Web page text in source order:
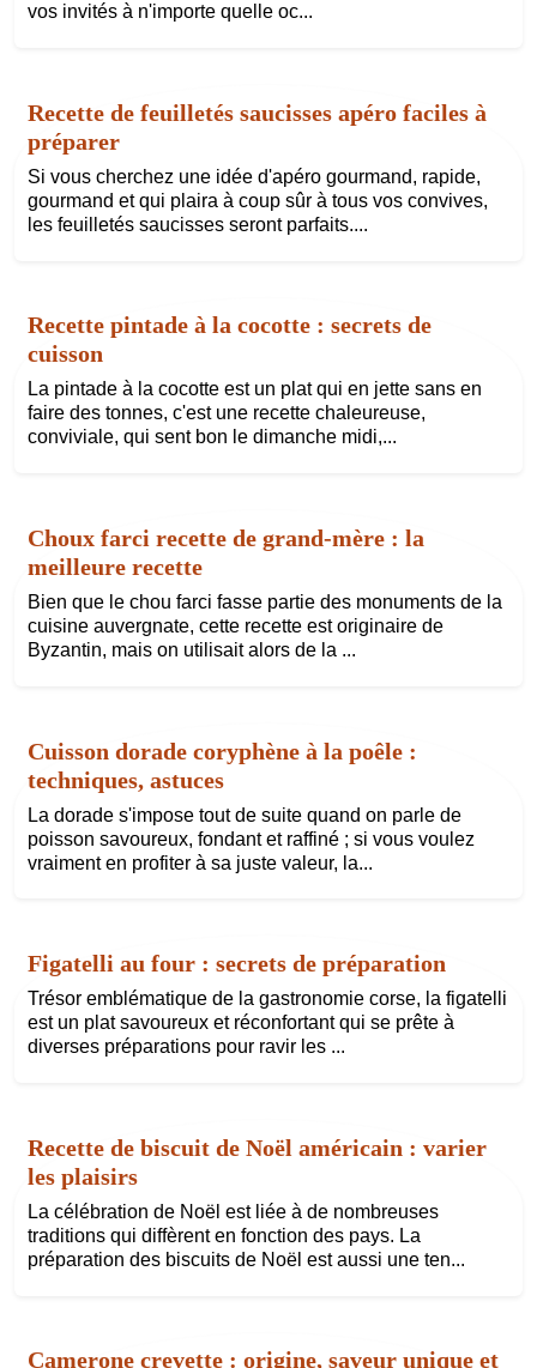
vos invités à n'importe quelle oc...
Recette de feuilletés saucisses apéro faciles à
préparer
Si vous cherchez une idée d'apéro gourmand, rapide,
gourmand et qui plaira à coup sûr à tous vos convives,
les feuilletés saucisses seront parfaits....
Recette pintade à la cocotte : secrets de
cuisson
La pintade à la cocotte est un plat qui en jette sans en
faire des tonnes, c'est une recette chaleureuse,
conviviale, qui sent bon le dimanche midi,...
Choux farci recette de grand-mère : la
meilleure recette
Bien que le chou farci fasse partie des monuments de la
cuisine auvergnate, cette recette est originaire de
Byzantin, mais on utilisait alors de la ...
Cuisson dorade coryphène à la poêle :
techniques, astuces
La dorade s'impose tout de suite quand on parle de
poisson savoureux, fondant et raffiné ; si vous voulez
vraiment en profiter à sa juste valeur, la...
Figatelli au four : secrets de préparation
Trésor emblématique de la gastronomie corse, la figatelli
est un plat savoureux et réconfortant qui se prête à
diverses préparations pour ravir les ...
Recette de biscuit de Noël américain : varier
les plaisirs
La célébration de Noël est liée à de nombreuses
traditions qui diffèrent en fonction des pays. La
préparation des biscuits de Noël est aussi une ten...
Camerone crevette : origine, saveur unique et